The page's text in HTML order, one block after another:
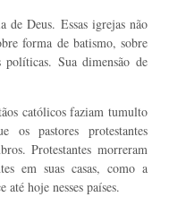
de Deus. Essas igrejas não
forma de batismo, sobre
políticas. Sua dimensão de
católicos faziam tumulto
os pastores protestantes
Protestantes morreram
em suas casas, como a
hoje nesses países.